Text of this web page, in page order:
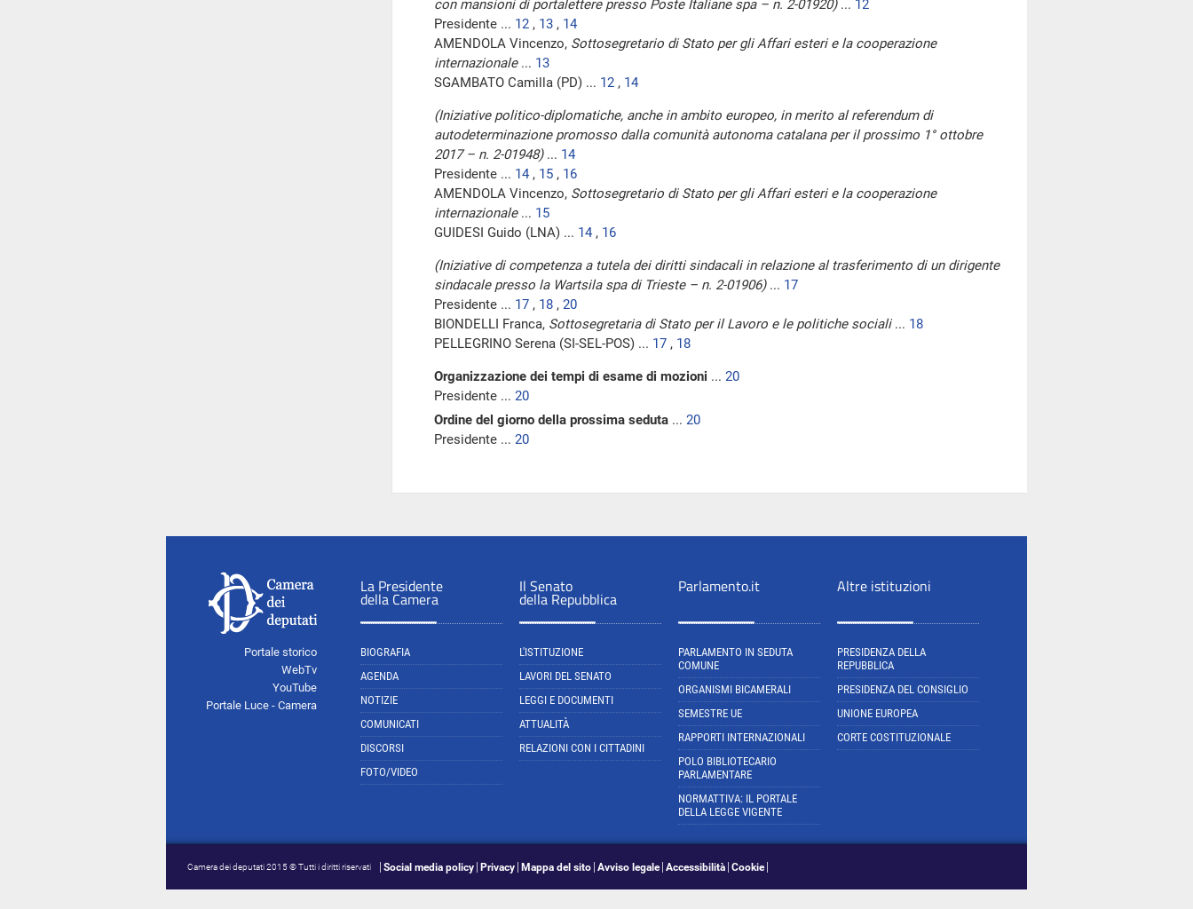
con mansioni di portalettere presso Poste Italiane spa – n. 2-01920)... 12
Presidente ... 12 , 13 , 14
AMENDOLA Vincenzo, Sottosegretario di Stato per gli Affari esteri e la cooperazione
internazionale... 13
SGAMBATO Camilla (PD) ... 12 , 14
(Iniziative politico-diplomatiche, anche in ambito europeo, in merito al referendum di
autodeterminazione promosso dalla comunità autonoma catalana per il prossimo 1° ottobre
2017 – n. 2-01948)... 14
Presidente ... 14 , 15 , 16
AMENDOLA Vincenzo, Sottosegretario di Stato per gli Affari esteri e la cooperazione
internazionale... 15
GUIDESI Guido (LNA) ... 14 , 16
(Iniziative di competenza a tutela dei diritti sindacali in relazione al trasferimento di un dirigente
sindacale presso la Wartsila spa di Trieste – n. 2-01906)... 17
Presidente ... 17 , 18 , 20
BIONDELLI Franca, Sottosegretaria di Stato per il Lavoro e le politiche sociali... 18
PELLEGRINO Serena (SI-SEL-POS) ... 17 , 18
Organizzazione dei tempi di esame di mozioni ... 20
Presidente ... 20
Ordine del giorno della prossima seduta ... 20
Presidente ... 20
Portale storico
WebTv
YouTube
Portale Luce - Camera
La Presidente
della Camera
BIOGRAFIA
AGENDA
NOTIZIE
COMUNICATI
DISCORSI
FOTO/VIDEO
Il Senato
della Repubblica
L'ISTITUZIONE
LAVORI DEL SENATO
LEGGI E DOCUMENTI
ATTUALITÀ
RELAZIONI CON I CITTADINI
Parlamento.it
PARLAMENTO IN SEDUTA
COMUNE
ORGANISMI BICAMERALI
SEMESTRE UE
RAPPORTI INTERNAZIONALI
POLO BIBLIOTECARIO
PARLAMENTARE
NORMATTIVA: IL PORTALE
DELLA LEGGE VIGENTE
Altre istituzioni
PRESIDENZA DELLA
REPUBBLICA
PRESIDENZA DEL CONSIGLIO
UNIONE EUROPEA
CORTE COSTITUZIONALE
Camera dei deputati 2015 © Tutti i diritti riservati Social media policy Privacy Mappa del sito Avviso legale Accessibilità Cookie